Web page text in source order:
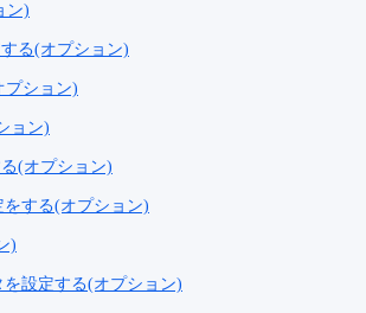
ン)
る(オプション)
プション)
ョン)
(オプション)
する(オプション)
)
設定する(オプション)